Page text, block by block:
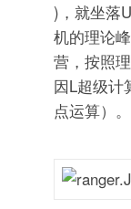
)，就坐落
机的理论
营，按照
因L超级计
点运算）。